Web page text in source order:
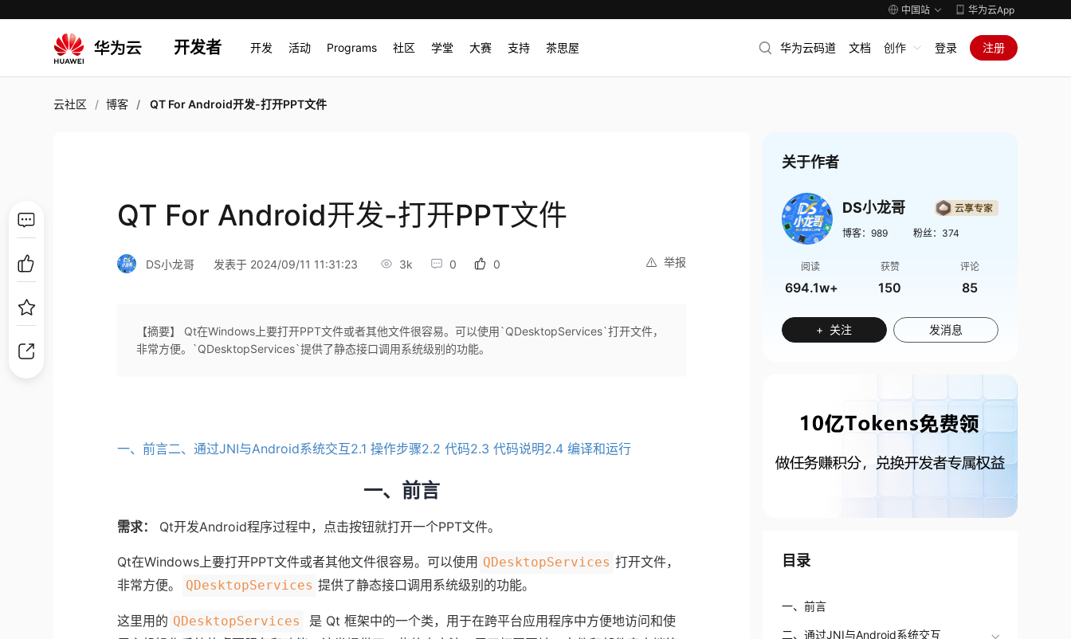
中国站 华为云App
开发者 开发 活动 Programs 社区 学堂 大赛 支持 茶思屋 华为云码道 文档 创作 登录 注册
云社区 博客 QT For Android开发-打开PPT文件
QT For Android开发-打开PPT文件
举报
DS小龙哥 发表于 2024/09/11 11:31:23 3k 0 0
【摘要】 Qt在Windows上要打开PPT文件或者其他文件很容易。可以使用`QDesktopServices`打开文件，
非常方便。`QDesktopServices`提供了静态接口调用系统级别的功能。
一、前言二、通过JNI与Android系统交互2.1 操作步骤2.2 代码2.3 代码说明2.4 编译和运行
一、前言
需求： Qt开发Android程序过程中，点击按钮就打开一个PPT文件。
Qt在Windows上要打开PPT文件或者其他文件很容易。可以使用 QDesktopServices 打开文件，
非常方便。
QDesktopServices 提供了静态接口调用系统级别的功能。
这里用的 QDesktopServices
是 Qt 框架中的一个类，用于在跨平台应用程序中方便地访问和使
关于作者
DS小龙哥
博客： 989 粉丝： 374
阅读
694.1w+
获赞
150
评论
85
+ 关注 发消息
目录
一、前言
二、通过JNI与Android系统交互